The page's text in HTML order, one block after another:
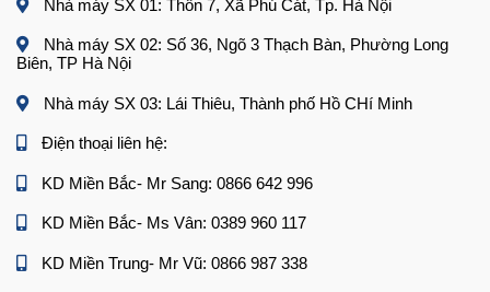
Nhà máy SX 01: Thôn 7, Xã Phú Cát, Tp. Hà Nội
Nhà máy SX 02: Số 36, Ngõ 3 Thạch Bàn, Phường Long
Biên, TP Hà Nội
Nhà máy SX 03: Lái Thiêu, Thành phố Hồ CHí Minh
Điện thoại liên hệ:
KD Miền Bắc- Mr Sang: 0866 642 996
KD Miền Bắc- Ms Vân: 0389 960 117
KD Miền Trung- Mr Vũ: 0866 987 338